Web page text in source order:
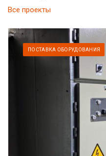
Все проекты
ПОСТАВКА ОБОРУДОВАНИЯ